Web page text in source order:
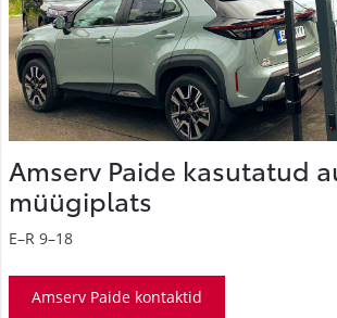
Amserv Paide kasutatud
müügiplats
E–R 9–18
Amserv Paide kontaktid